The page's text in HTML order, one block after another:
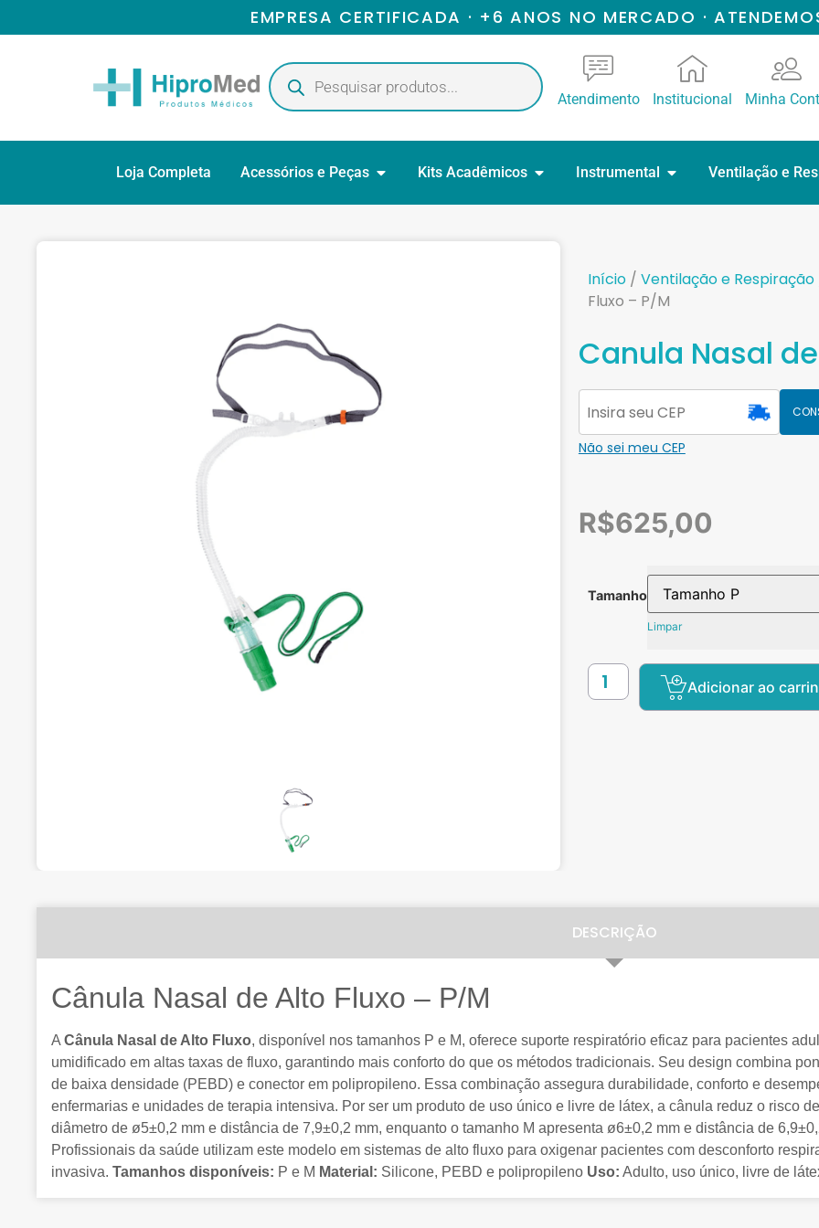
EMPRESA CERTIFICADA · +6 ANOS NO MERCADO ·
Atendimento Institucional Minha
Loja Completa Acessórios e Peças Kits Acadêmicos Instrumental Ventilação e
Início/ Ventilação e Respiração
Fluxo – P/M
Canula Nasal
Não sei meu CEP
R$625,00
Tamanho
Limpar
Adicionar ao
DESCRIÇÃO
Cânula Nasal de Alto Fluxo – P/M
A Cânula Nasal de Alto Fluxo, disponível nos tamanhos P e M, oferece suporte respiratório eficaz para pacientes
umidificado em altas taxas de fluxo, garantindo mais conforto do que os métodos tradicionais. Seu design combina
de baixa densidade (PEBD) e conector em polipropileno. Essa combinação assegura durabilidade, conforto e
enfermarias e unidades de terapia intensiva. Por ser um produto de uso único e livre de látex, a cânula reduz o risco
diâmetro de ø5±0,2 mm e distância de 7,9±0,2 mm, enquanto o tamanho M apresenta ø6±0,2 mm e distância de
Profissionais da saúde utilizam este modelo em sistemas de alto fluxo para oxigenar pacientes com desconforto
invasiva. Tamanhos disponíveis: P e M Material: Silicone, PEBD e polipropileno Uso: Adulto, uso único, livre de